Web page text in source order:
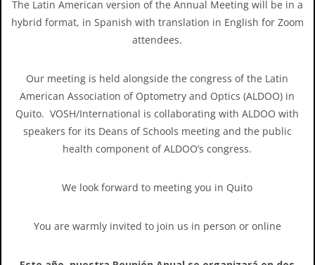
The Latin American version of the Annual Meeting will be in a
hybrid format, in Spanish with translation in English for Zoom
attendees.
Our meeting is held alongside the congress of the Latin
American Association of Optometry and Optics (ALDOO) in
Quito. VOSH/International is collaborating with ALDOO with
speakers for its Deans of Schools meeting and the public
health component of ALDOO’s congress.
We look forward to meeting you in Quito
You are warmly invited to join us in person or online